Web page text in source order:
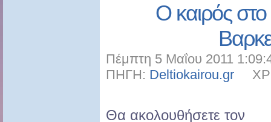
Ο καιρός
Πέμπτη 5 Μαΐου 2011
ΠΗΓΗ: Deltiokairou.gr
Θα ακολουθήσετε τον